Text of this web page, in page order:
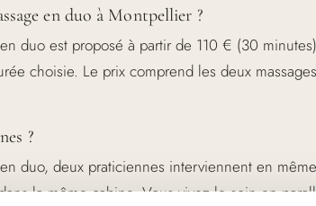
en duo à Montpellier ?
duo est proposé à partir de 110 € (30
choisie. Le prix comprend les deux
?
duo, deux praticiennes interviennent en
la même cabine. Vous vivez le soin en